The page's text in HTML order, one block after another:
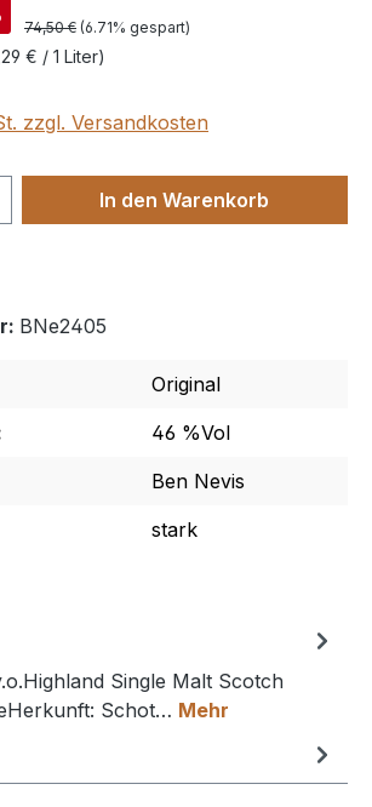
74,50 € (6.71% gespart)
€ / 1 Liter)
zzgl. Versandkosten
Gib den
In den Warenkorb
BNe2405
Original
46 %Vol
Ben Nevis
stark
Single Malt Scotch
Schot… Mehr